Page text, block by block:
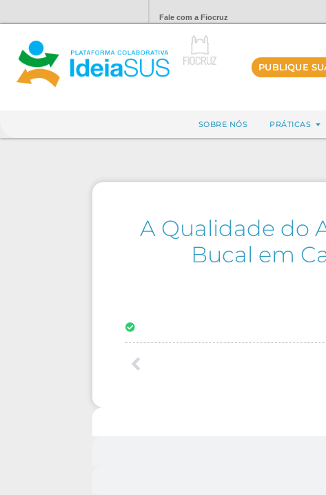
Fale com a Fiocruz
PUBLIQUE
SOBRE NÓS PRÁTICAS
A Qualidade do
Bucal em